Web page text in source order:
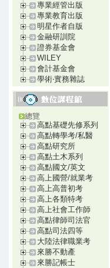
專業經管出版
專業教育出版
明星作者自版
金融研訓院
證券基金會
WILEY
會計基金會
學術‧實務雜誌
總覽
高點基礎先修系列
高點轉學考/私醫
高點研究所
高點土木系列
高點國文/英文
高上國營/就業考
高上高普初考
高上各類特考
高上社會工作師
高點律師司法官
高點司法四等
大陸法律職業考
來勝不動產
來勝記帳士